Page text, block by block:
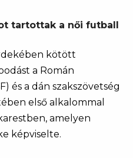
tartottak a női futball
kötött
a Román
és a dán szakszövetség
első alkalommal
amelyen
képviselte.